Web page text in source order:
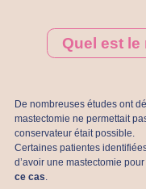
Quel est
De nombreuses études ont
mastectomie ne permettait
conservateur était possible.
Certaines patientes
d’avoir une mastectomie pour
ce cas